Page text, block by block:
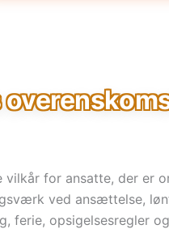
vilkår for ansatte, der er
ved ansættelse,
ferie, opsigelsesregler